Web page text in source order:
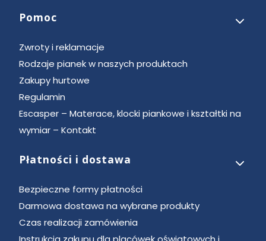
Pomoc
Zwroty i reklamacje
Rodzaje pianek w naszych produktach
Zakupy hurtowe
Regulamin
Escasper – Materace, klocki piankowe i kształtki na
wymiar – Kontakt
Płatności i dostawa
Bezpieczne formy płatności
Darmowa dostawa na wybrane produkty
Czas realizacji zamówienia